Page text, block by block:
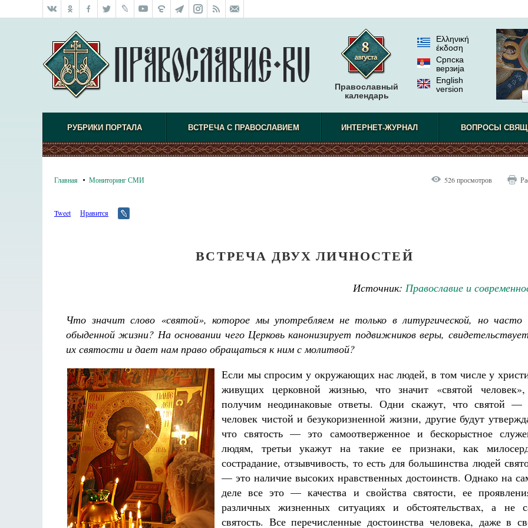
Православный
календарь
Ελληνική
έκδοση
Српска
верзиjа
English
version
РУБРИКИ ПОРТАЛА ВСТРЕЧА С ПРАВОСЛАВИЕМ ИНТЕРНЕТ-ЖУРНАЛ ВОПРОСЫ
Главная Мониторинг СМИ 526 просмотров
Tweet Нравится
ВСТРЕЧА ДВУХ ЛИЧНОСТЕЙ
Источник: Православие и
Что значит слово «святой», которое мы употребляем не только в литургической, но
обыденной жизни? На основании чего Церковь канонизирует подвижников веры,
их святости и дает нам право обращаться к ним с молитвой?
Если мы спросим у окружающих нас людей, в том числе у
живущих церковной жизнью, что значит «святой
получим неодинаковые ответы. Одни скажут, что святой —
человек чистой и безукоризненной жизни, другие будут
что святость — это самоотверженное и бескорыстное
людям, третьи укажут на такие ее признаки, как
сострадание, отзывчивость, то есть для большинства людей
— это наличие высоких нравственных достоинств. Однако на
деле все это — качества и свойства святости, ее
различных жизненных ситуациях и обстоятельствах, а не
святость. Все перечисленные достоинства человека, даже в
Разлуки не будет
Великомученик Георгий Победоносец.
святого
Роман Котов